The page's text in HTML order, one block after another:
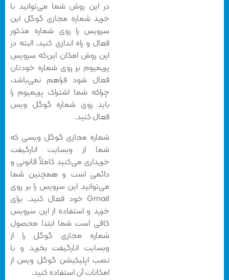
در این روش شما می‌توانید با
خرید شماره مجازی گوگل این
سرویس را روی شماره مذکور
فعال و راه اندازی کنید، البته در
این روش امکان این‌که سرویس
پریمیوم بر روی شماره خودتان
فعال شود فراهم نمی‌باشد،
چراکه شما اشتراک پریمیوم را
باید روی شماره گوگل ویس
فعال کنید.
شماره مجازی گوگل ویسی که
شما از وبسایت انارگیفت
خریداری می‌کنید کاملاً قانونی و
دائمی است و همچنین شما
می‌توانید این سرویس را بر روی
Gmail خود فعال کنید. برای
خرید و استفاده از این سرویس
کافی است شما ابتدا محصول
شماره مجازی گوگل را از
وبسایت انارگیفت بخرید و با
نصب اپلیکیشن گوگل ویس از
امکانات آن استفاده کنید.